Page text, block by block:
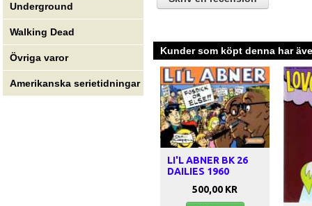
Underground
Walking Dead
Övriga varor
Amerikanska serietidningar
Kunder som köpt denna har
LI'L ABNER BK 26
DAILIES 1960
500,00 KR